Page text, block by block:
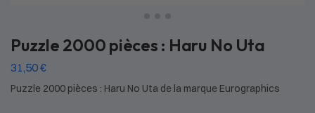
Puzzle 2000 pièces : Haru No Uta
31,50€
Puzzle 2000 pièces : Haru No Uta de la marque Eurographics